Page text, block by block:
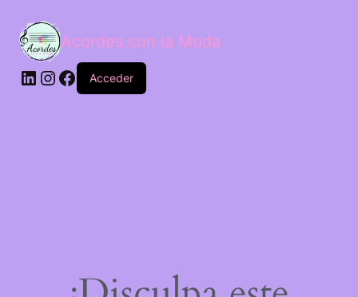
Acordes con la Moda
Acceder